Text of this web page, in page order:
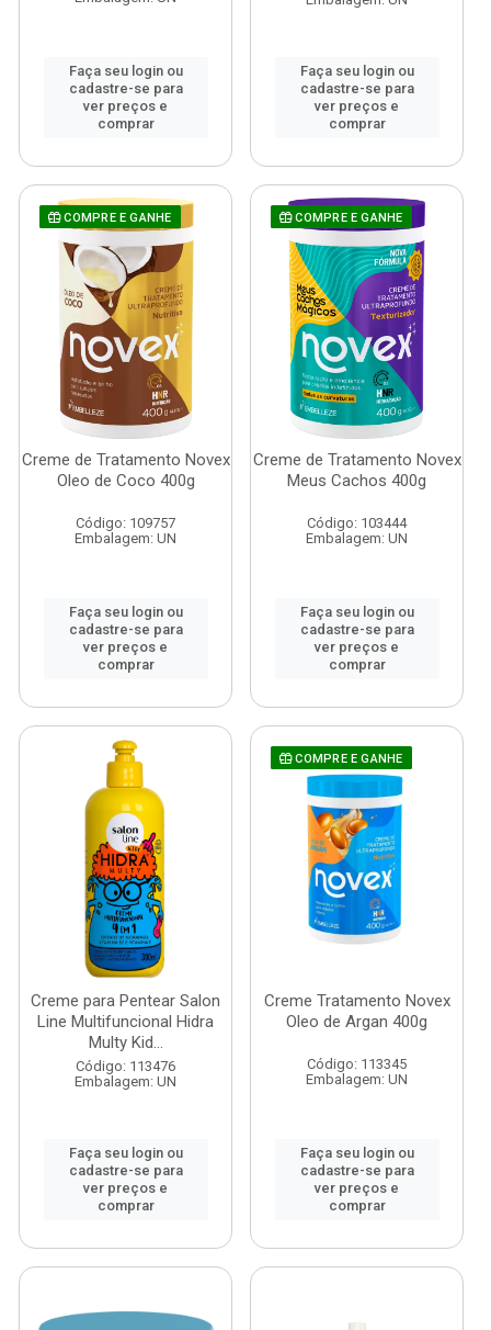
Faça seu login ou
cadastre-se para
ver preços e
comprar
Faça seu login ou
cadastre-se para
ver preços e
comprar
COMPRE E GANHE
Creme de Tratamento Novex
Oleo de Coco 400g
Código: 109757
Embalagem: UN
Faça seu login ou
cadastre-se para
ver preços e
comprar
COMPRE E GANHE
Creme de Tratamento Novex
Meus Cachos 400g
Código: 103444
Embalagem: UN
Faça seu login ou
cadastre-se para
ver preços e
comprar
Creme para Pentear Salon
Line Multifuncional Hidra
Multy Kid...
Código: 113476
Embalagem: UN
Faça seu login ou
cadastre-se para
ver preços e
comprar
COMPRE E GANHE
Creme Tratamento Novex
Oleo de Argan 400g
Código: 113345
Embalagem: UN
Faça seu login ou
cadastre-se para
ver preços e
comprar